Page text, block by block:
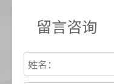
留言咨询